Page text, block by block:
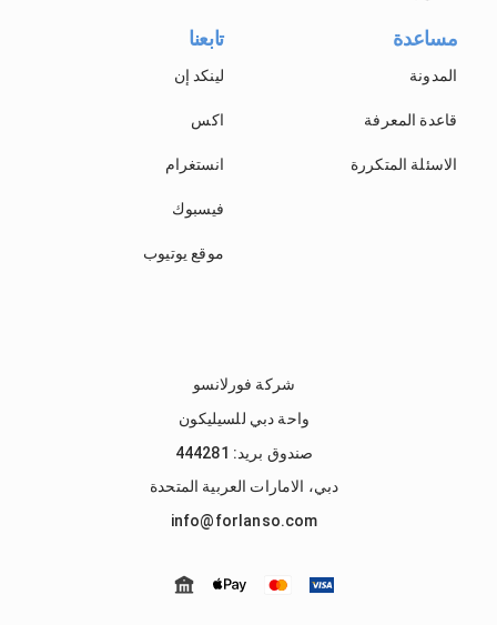
مساعدة
المدونة
قاعدة المعرفة
الاسئلة المتكررة
تابعنا
لينكد إن
اكس
انستغرام
فيسبوك
موقع يوتيوب
شركة فورلانسو
واحة دبي للسيليكون
صندوق بريد: 444281
دبي، الامارات العربية المتحدة
info@forlanso.com